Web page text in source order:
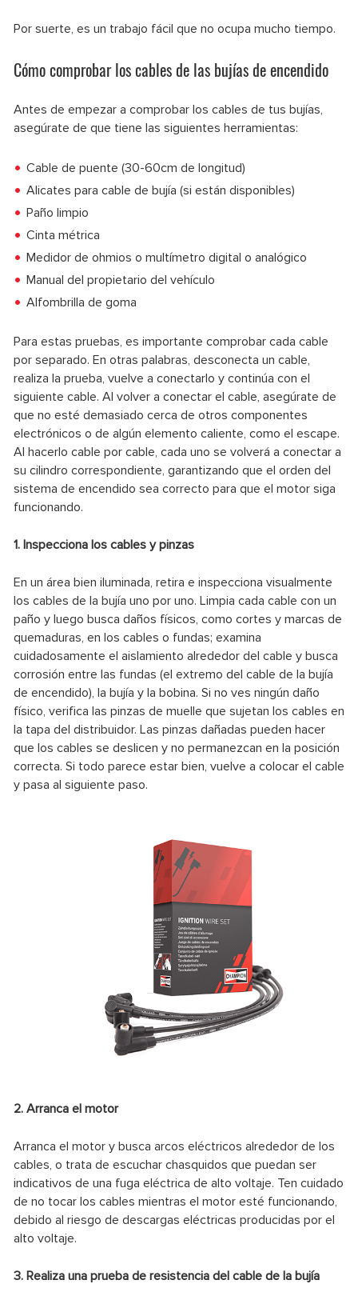
Por suerte, es un trabajo fácil que no ocupa mucho tiempo.
Cómo comprobar los cables de las bujías de encendido
Antes de empezar a comprobar los cables de tus bujías,
asegúrate de que tiene las siguientes herramientas:
Cable de puente (30-60cm de longitud)
Alicates para cable de bujía (si están disponibles)
Paño limpio
Cinta métrica
Medidor de ohmios o multímetro digital o analógico
Manual del propietario del vehículo
Alfombrilla de goma
Para estas pruebas, es importante comprobar cada cable
por separado. En otras palabras, desconecta un cable,
realiza la prueba, vuelve a conectarlo y continúa con el
siguiente cable. Al volver a conectar el cable, asegúrate de
que no esté demasiado cerca de otros componentes
electrónicos o de algún elemento caliente, como el escape.
Al hacerlo cable por cable, cada uno se volverá a conectar a
su cilindro correspondiente, garantizando que el orden del
sistema de encendido sea correcto para que el motor siga
funcionando.
1. Inspecciona los cables y pinzas
En un área bien iluminada, retira e inspecciona visualmente
los cables de la bujía uno por uno. Limpia cada cable con un
paño y luego busca daños físicos, como cortes y marcas de
quemaduras, en los cables o fundas; examina
cuidadosamente el aislamiento alrededor del cable y busca
corrosión entre las fundas (el extremo del cable de la bujía
de encendido), la bujía y la bobina. Si no ves ningún daño
físico, verifica las pinzas de muelle que sujetan los cables en
la tapa del distribuidor. Las pinzas dañadas pueden hacer
que los cables se deslicen y no permanezcan en la posición
correcta. Si todo parece estar bien, vuelve a colocar el cable
y pasa al siguiente paso.
2. Arranca el motor
Arranca el motor y busca arcos eléctricos alrededor de los
cables, o trata de escuchar chasquidos que puedan ser
indicativos de una fuga eléctrica de alto voltaje. Ten cuidado
de no tocar los cables mientras el motor esté funcionando,
debido al riesgo de descargas eléctricas producidas por el
alto voltaje.
3. Realiza una prueba de resistencia del cable de la bujía